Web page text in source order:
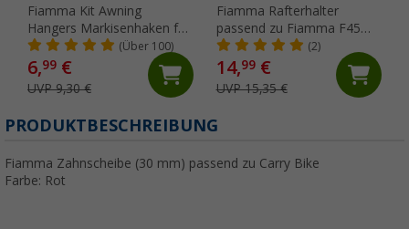
Fiamma Kit Awning
Hangers Markisenhaken für
die Kederschiene(Über 100)
6,99 €
UVP 9,30 €
Fiamma Rafterhalter
passend zu Fiamma F45
S/L / ZIP
(2)
14,99€
UVP 15,35 €
PRODUKTBESCHREIBUNG
Fiamma Zahnscheibe (30 mm) passend zu Carry Bike
Farbe: Rot